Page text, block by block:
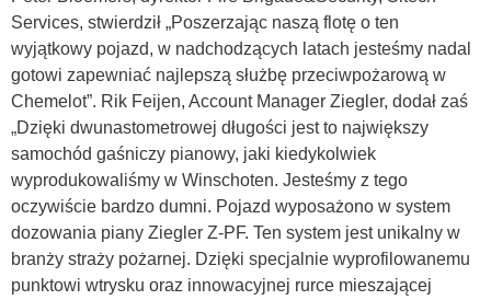
Services, stwierdził „Poszerzając naszą flotę o ten
wyjątkowy pojazd, w nadchodzących latach jesteśmy nadal
gotowi zapewniać najlepszą służbę przeciwpożarową w
Chemelot”. Rik Feijen, Account Manager Ziegler, dodał zaś
„Dzięki dwunastometrowej długości jest to największy
samochód gaśniczy pianowy, jaki kiedykolwiek
wyprodukowaliśmy w Winschoten. Jesteśmy z tego
oczywiście bardzo dumni. Pojazd wyposażono w system
dozowania piany Ziegler Z-PF. Ten system jest unikalny w
branży straży pożarnej. Dzięki specjalnie wyprofilowanemu
punktowi wtrysku oraz innowacyjnej rurce mieszającej